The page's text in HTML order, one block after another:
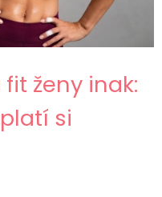
ženy inak:
si